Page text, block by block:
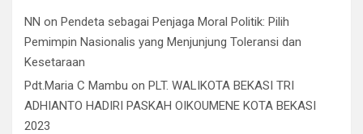
NN on Pendeta sebagai Penjaga Moral Politik: Pilih
Pemimpin Nasionalis yang Menjunjung Toleransi dan
Kesetaraan
Pdt.Maria C Mambu on PLT. WALIKOTA BEKASI TRI
ADHIANTO HADIRI PASKAH OIKOUMENE KOTA BEKASI
2023